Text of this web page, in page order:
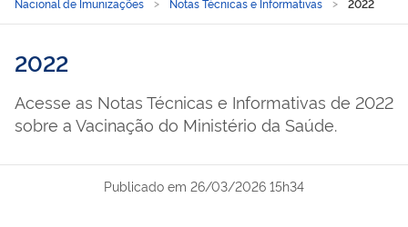
Nacional de Imunizações
Notas Técnicas e Informativas 2022
2022
Acesse as Notas Técnicas e Informativas de 2022
sobre a Vacinação do Ministério da Saúde.
Publicado em 26/03/2026 15h34